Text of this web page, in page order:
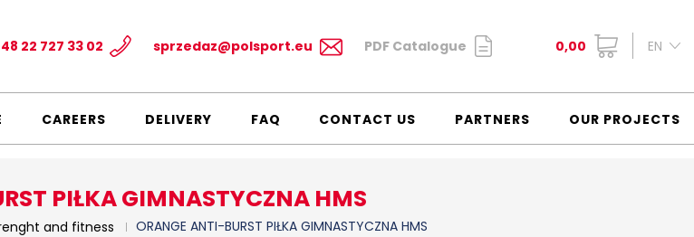
22 727 33 02 sprzedaz@polsport.eu PDF Catalogue 0,00 EN
CAREERS DELIVERY FAQ CONTACT US PARTNERS OUR PROJECTS
PIŁKA GIMNASTYCZNA HMS
and fitness ORANGE ANTI-BURST PIŁKA GIMNASTYCZNA HMS